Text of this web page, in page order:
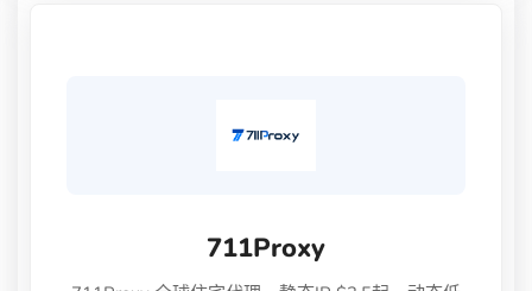
711Proxy